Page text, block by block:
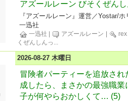
アズールレーン びそくぜん
『アズールレーン』運営／Yostar/ホ
一迅社
一迅社 アズールレーン
rex
くぜんしんっ ...
2026-08-27 木曜日
冒険者パーティーを追放さ
成したら、まさかの最強職
子が何やらおかしくて… (5)